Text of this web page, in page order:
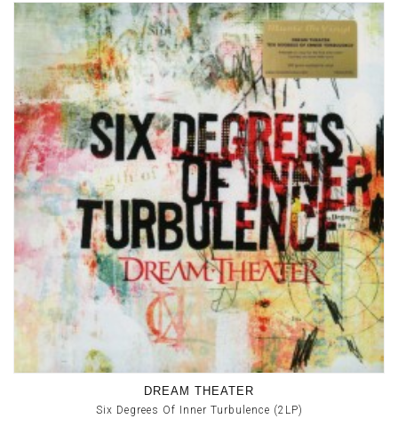
DREAM THEATER
Six Degrees Of Inner Turbulence (2LP)